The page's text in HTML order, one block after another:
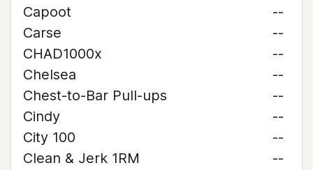
Capoot
--
Carse
--
CHAD1000x
--
Chelsea
--
Chest-to-Bar Pull-ups
--
Cindy
--
City 100
--
Clean & Jerk 1RM
--